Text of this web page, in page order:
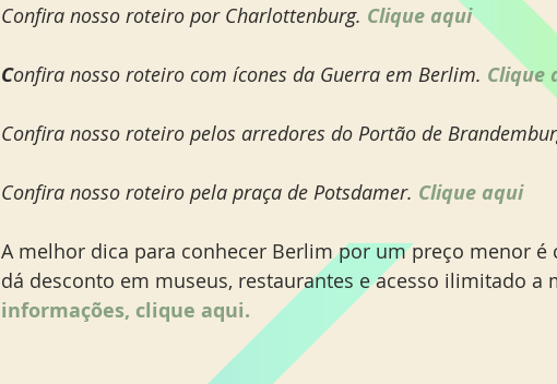
Confira nosso roteiro por Charlottenburg. Clique aqui
Confira nosso roteiro com ícones da Guerra em Berlim. Clique
Confira nosso roteiro pelos arredores do Portão de
Confira nosso roteiro pela praça de Potsdamer. Clique aqui
A melhor dica para conhecer Berlim por um preço menor é
dá desconto em museus, restaurantes e acesso ilimitado a
informações, clique aqui.